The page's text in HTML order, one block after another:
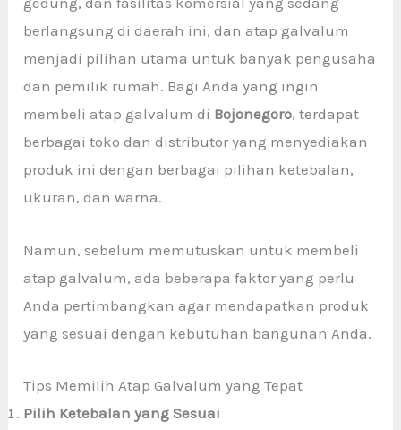
berlangsung di daerah ini, dan atap galvalum
menjadi pilihan utama untuk banyak pengusaha
dan pemilik rumah. Bagi Anda yang ingin
membeli atap galvalum di Bojonegoro, terdapat
berbagai toko dan distributor yang menyediakan
produk ini dengan berbagai pilihan ketebalan,
ukuran, dan warna.
Namun, sebelum memutuskan untuk membeli
atap galvalum, ada beberapa faktor yang perlu
Anda pertimbangkan agar mendapatkan produk
yang sesuai dengan kebutuhan bangunan Anda.
Tips Memilih Atap Galvalum yang Tepat
Pilih Ketebalan yang Sesuai